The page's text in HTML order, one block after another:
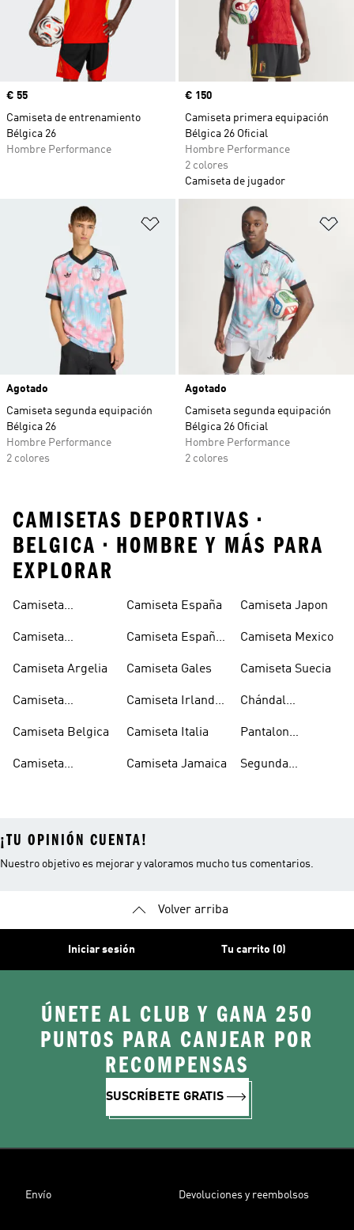
Precio
€ 55
Camiseta de entrenamiento
Bélgica 26
Hombre Performance
Precio
€ 150
Camiseta primera equipación
Bélgica 26 Oficial
Hombre Performance
2 colores
Camiseta de jugador
Añadir a la lista de deseos
Agotado
Camiseta segunda equipación
Bélgica 26
Hombre Performance
2 colores
Agotado
Camiseta segunda equipación
Bélgica 26 Oficial
Hombre Performance
2 colores
CAMISETAS DEPORTIVAS •
BELGICA • HOMBRE Y MÁS PARA
EXPLORAR
Camiseta
Camiseta
Camiseta Argelia
Camiseta
Camiseta Belgica
Camiseta
Camiseta España
Camiseta España
Camiseta Gales
Camiseta Irlanda
Camiseta Italia
Camiseta Jamaica
Camiseta Japon
Camiseta Mexico
Camiseta Suecia
Chándal
Española
Pantalon
Española
Segunda
¡TU OPINIÓN CUENTA!
Nuestro objetivo es mejorar y valoramos mucho tus comentarios.
Volver arriba
Iniciar sesión Tu carrito (0)
ÚNETE AL CLUB Y GANA 250
PUNTOS PARA CANJEAR POR
RECOMPENSAS
SUSCRÍBETE GRATIS
Envío Devoluciones y reembolsos